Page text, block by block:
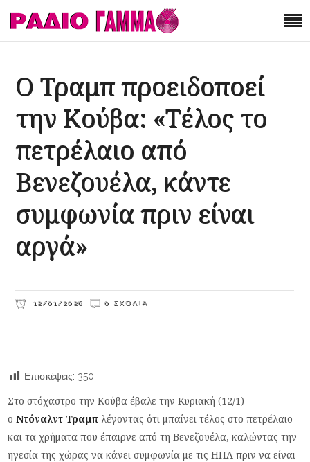
Ο Τραμπ προειδοποεί
την Κούβα: «Τέλος το
πετρέλαιο από
Βενεζουέλα, κάντε
συμφωνία πριν είναι
αργά»
12/01/2026 0 ΣΧΌΛΙΑ
Επισκέψεις: 350
Στο στόχαστρο την Κούβα έβαλε την Κυριακή (12/1)
οΝτόναλντ Τραμπ λέγοντας ότι μπαίνει τέλος στο πετρέλαιο
και τα χρήματα που έπαιρνε από τη Βενεζουέλα, καλώντας την
ηγεσία της χώρας να κάνει συμφωνία με τις ΗΠΑ πριν να είναι